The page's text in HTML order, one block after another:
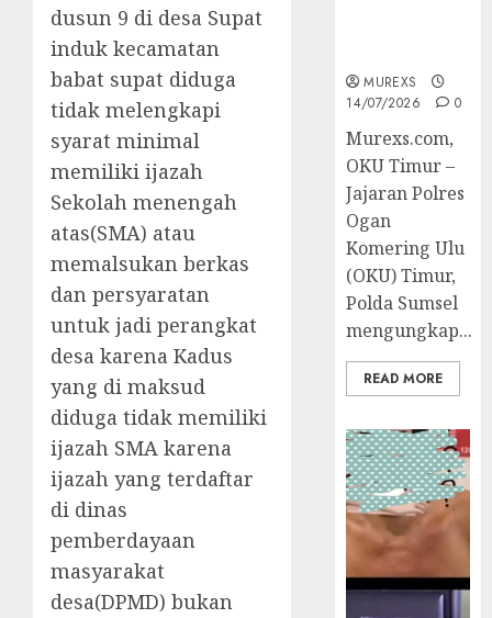
dusun 9 di desa Supat
induk kecamatan
babat supat diduga
tidak melengkapi
syarat minimal
memiliki ijazah
Sekolah menengah
atas(SMA) atau
memalsukan berkas
dan persyaratan
untuk jadi perangkat
desa karena Kadus
yang di maksud
diduga tidak memiliki
ijazah SMA karena
ijazah yang terdaftar
di dinas
pemberdayaan
masyarakat
desa(DPMD) bukan
MUREXS
14/07/2026
0
Murexs.com,
OKU Timur –
Jajaran Polres
Ogan
Komering Ulu
(OKU) Timur,
Polda Sumsel
mengungkap...
READ MORE